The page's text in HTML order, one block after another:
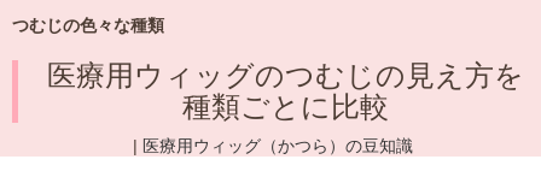
つむじの色々な種類
医療用ウィッグのつむじの見え方を
種類ごとに比較
医療用ウィッグ（かつら）の豆知識